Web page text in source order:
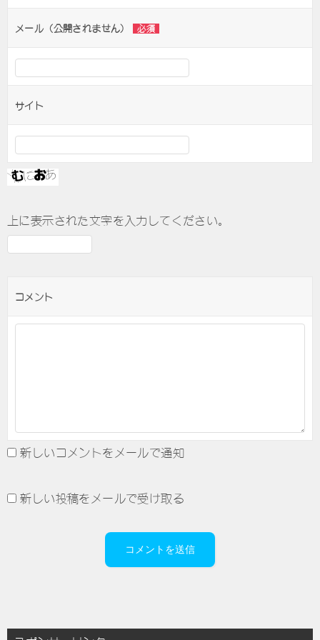
ンメール（公開されません） 必須
サイト
上に表示された文字を入力してください。
コメント
新しいコメントをメールで通知
新しい投稿をメールで受け取る